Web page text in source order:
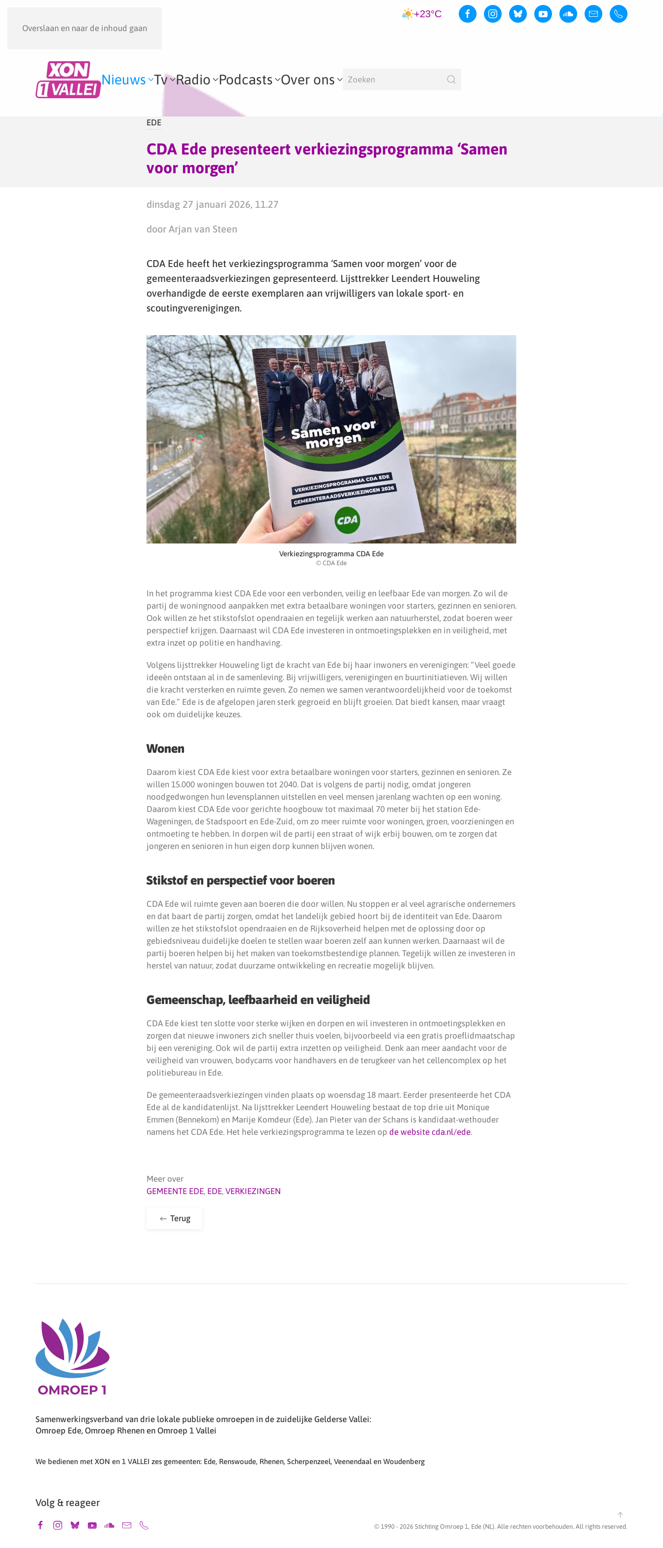
Overslaan en naar de inhoud gaan
+23°C
Nieuws Tv Radio Podcasts Over ons
EDE
CDA Ede presenteert verkiezingsprogramma ‘Samen
voor morgen’
dinsdag 27 januari 2026, 11.27
door Arjan van Steen
CDA Ede heeft het verkiezingsprogramma ‘Samen voor morgen’ voor de
gemeenteraadsverkiezingen gepresenteerd. Lijsttrekker Leendert Houweling
overhandigde de eerste exemplaren aan vrijwilligers van lokale sport- en
scoutingverenigingen.
Verkiezingsprogramma CDA Ede
© CDA Ede
In het programma kiest CDA Ede voor een verbonden, veilig en leefbaar Ede van morgen. Zo wil de
partij de woningnood aanpakken met extra betaalbare woningen voor starters, gezinnen en senioren.
Ook willen ze het stikstofslot opendraaien en tegelijk werken aan natuurherstel, zodat boeren weer
perspectief krijgen. Daarnaast wil CDA Ede investeren in ontmoetingsplekken en in veiligheid, met
extra inzet op politie en handhaving.
Volgens lijsttrekker Houweling ligt de kracht van Ede bij haar inwoners en verenigingen: “Veel goede
ideeën ontstaan al in de samenleving. Bij vrijwilligers, verenigingen en buurtinitiatieven. Wij willen
die kracht versterken en ruimte geven. Zo nemen we samen verantwoordelijkheid voor de toekomst
van Ede.” Ede is de afgelopen jaren sterk gegroeid en blijft groeien. Dat biedt kansen, maar vraagt
ook om duidelijke keuzes.
Wonen
Daarom kiest CDA Ede kiest voor extra betaalbare woningen voor starters, gezinnen en senioren. Ze
willen 15.000 woningen bouwen tot 2040. Dat is volgens de partij nodig, omdat jongeren
noodgedwongen hun levensplannen uitstellen en veel mensen jarenlang wachten op een woning.
Daarom kiest CDA Ede voor gerichte hoogbouw tot maximaal 70 meter bij het station Ede-
Wageningen, de Stadspoort en Ede-Zuid, om zo meer ruimte voor woningen, groen, voorzieningen en
ontmoeting te hebben. In dorpen wil de partij een straat of wijk erbij bouwen, om te zorgen dat
jongeren en senioren in hun eigen dorp kunnen blijven wonen.
Stikstof en perspectief voor boeren
CDA Ede wil ruimte geven aan boeren die door willen. Nu stoppen er al veel agrarische ondernemers
en dat baart de partij zorgen, omdat het landelijk gebied hoort bij de identiteit van Ede. Daarom
willen ze het stikstofslot opendraaien en de Rijksoverheid helpen met de oplossing door op
gebiedsniveau duidelijke doelen te stellen waar boeren zelf aan kunnen werken. Daarnaast wil de
partij boeren helpen bij het maken van toekomstbestendige plannen. Tegelijk willen ze investeren in
herstel van natuur, zodat duurzame ontwikkeling en recreatie mogelijk blijven.
Gemeenschap, leefbaarheid en veiligheid
CDA Ede kiest ten slotte voor sterke wijken en dorpen en wil investeren in ontmoetingsplekken en
zorgen dat nieuwe inwoners zich sneller thuis voelen, bijvoorbeeld via een gratis proeflidmaatschap
bij een vereniging. Ook wil de partij extra inzetten op veiligheid. Denk aan meer aandacht voor de
veiligheid van vrouwen, bodycams voor handhavers en de terugkeer van het cellencomplex op het
politiebureau in Ede.
De gemeenteraadsverkiezingen vinden plaats op woensdag 18 maart. Eerder presenteerde het CDA
Ede al de kandidatenlijst. Na lijsttrekker Leendert Houweling bestaat de top drie uit Monique
Emmen (Bennekom) en Marije Komdeur (Ede). Jan Pieter van der Schans is kandidaat-wethouder
namens het CDA Ede. Het hele verkiezingsprogramma te lezen op de website cda.nl/ede.
Meer over
GEMEENTE EDE, EDE, VERKIEZINGEN
Terug
Samenwerkingsverband van drie lokale publieke omroepen in de zuidelijke Gelderse Vallei:
Omroep Ede, Omroep Rhenen en Omroep 1 Vallei
We bedienen met XON en 1 VALLEI zes gemeenten: Ede, Renswoude, Rhenen, Scherpenzeel, Veenendaal en Woudenberg
Volg & reageer
© 1990 - 2026 Stichting Omroep 1, Ede (NL). Alle rechten voorbehouden. All rights reserved.